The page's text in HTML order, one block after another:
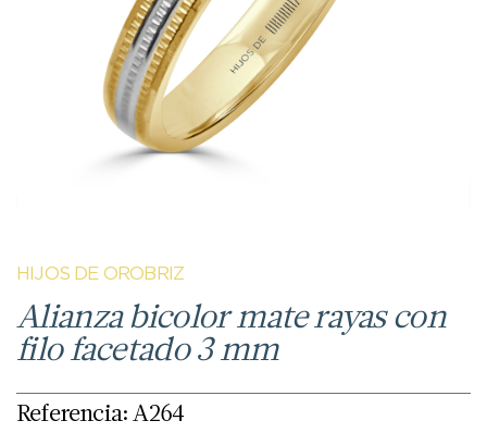
HIJOS DE OROBRIZ
Alianza bicolor mate rayas con
filo facetado 3 mm
Referencia: A264